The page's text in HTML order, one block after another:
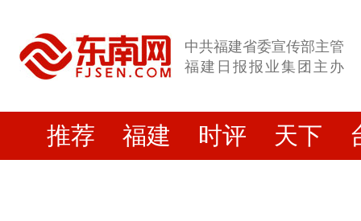
中共福建省委宣传部主管
福建日报报业集团主办
推荐 福建 时评 天下